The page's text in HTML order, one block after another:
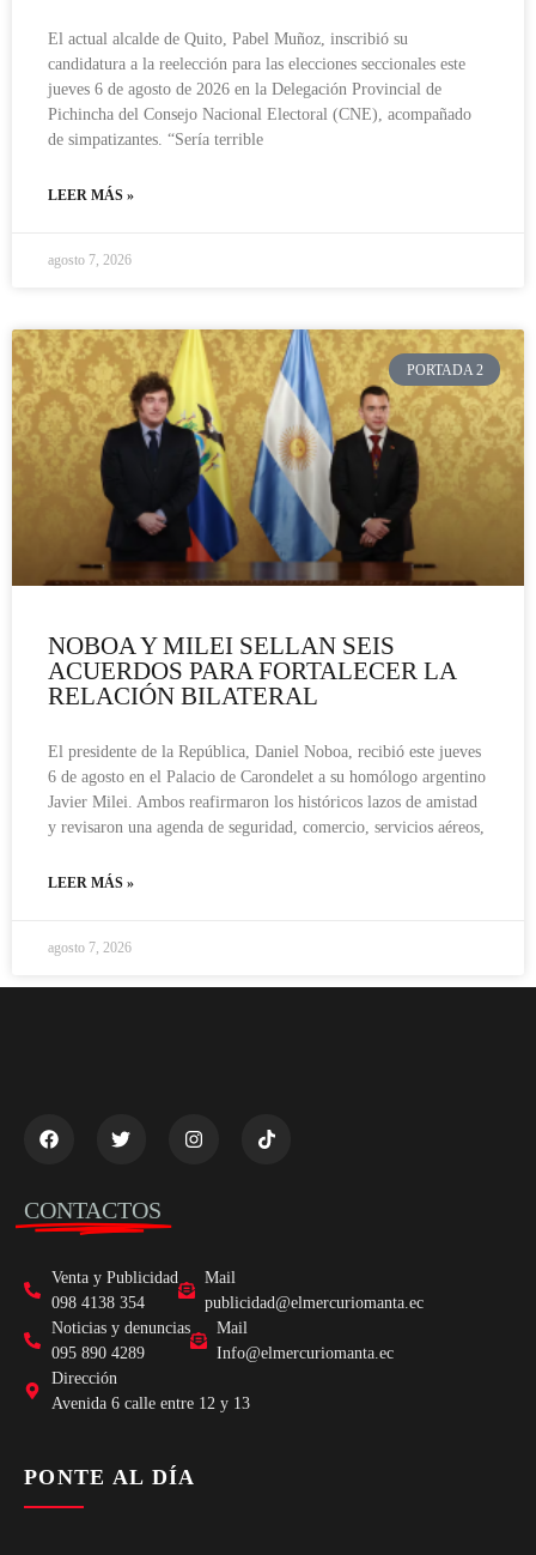
El actual alcalde de Quito, Pabel Muñoz, inscribió su
candidatura a la reelección para las elecciones seccionales este
jueves 6 de agosto de 2026 en la Delegación Provincial de
Pichincha del Consejo Nacional Electoral (CNE), acompañado
de simpatizantes. “Sería terrible
LEER MÁS »
agosto 7, 2026
PORTADA 2
NOBOA Y MILEI SELLAN SEIS
ACUERDOS PARA FORTALECER LA
RELACIÓN BILATERAL
El presidente de la República, Daniel Noboa, recibió este jueves
6 de agosto en el Palacio de Carondelet a su homólogo argentino
Javier Milei. Ambos reafirmaron los históricos lazos de amistad
y revisaron una agenda de seguridad, comercio, servicios aéreos,
LEER MÁS »
agosto 7, 2026
CONTACTOS
Venta y Publicidad
098 4138 354
Mail
publicidad@elmercuriomanta.ec
Noticias y denuncias
095 890 4289
Mail
Info@elmercuriomanta.ec
Dirección
Avenida 6 calle entre 12 y 13
PONTE AL DÍA